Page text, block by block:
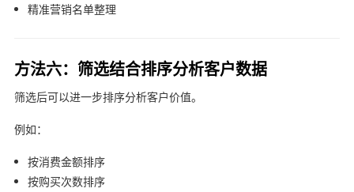
精准营销名单整理
方法六：筛选结合排序分析客户数据
筛选后可以进一步排序分析客户价值。
例如：
按消费金额排序
按购买次数排序